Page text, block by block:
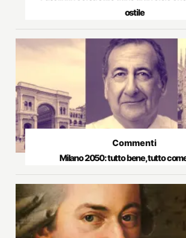
ostile
Commenti
Milano 2050: tutto bene, tutto